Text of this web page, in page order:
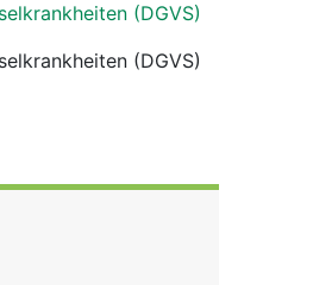
(DGVS)
(DGVS)